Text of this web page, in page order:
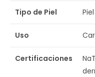
Tipo de Piel
Uso
Certificaciones